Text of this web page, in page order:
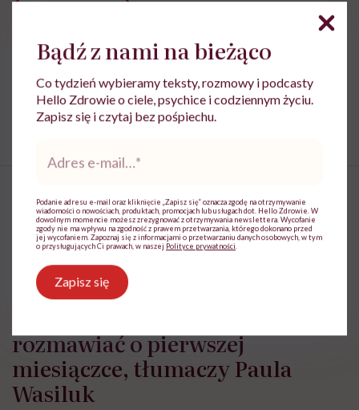
Powiązane tematy:
Seksualność wychowanie seksualne
„Bez wielkich gratulacji, bez
straszenia, bez nadawania temu
momentowi znaczeń, które
rozmawiać o pierwszej
miesiączce, tłumaczy Paula
Wasiluk
Bądź z nami na bieżąco
Co tydzień wybieramy teksty, rozmowy i podcasty
Hello Zdrowie o ciele, psychice i codziennym życiu.
Zapisz się i czytaj bez pośpiechu.
mail*
Podanie adresu e-mail oraz kliknięcie „Zapisz się” oznacza zgodę na otrzymywanie
wiadomości o nowościach, produktach, promocjach lub usługach dot. Hello Zdrowie. W
dowolnym momencie możesz zrezygnować z otrzymywania newslettera. Wycofanie
zgody nie ma wpływu na zgodność z prawem przetwarzania, którego dokonano przed
jej wycofaniem. Zapoznaj się z informacjami o przetwarzaniu danych osobowych, w tym
o przysługujących Ci prawach, w naszej Polityce prywatności
Zapisz się